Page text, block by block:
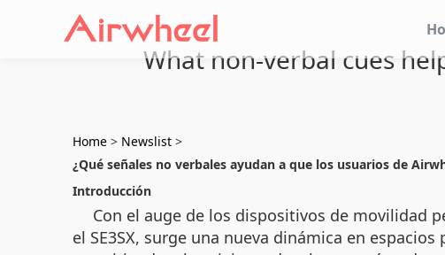
What non-verbal cues
Home > Newslist >
¿Qué señales no verbales ayudan a que los usuarios de
Introducción
Con el auge de los dispositivos de movilidad
el SE3SX, surge una nueva dinámica en